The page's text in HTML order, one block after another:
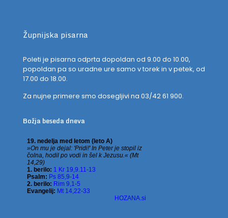
Župnijska pisarna
Poleti je pisarna odprta dopoldan od 9.00 do 10.00,
popoldan pa so uradne ure samo v torek in v petek, od
17.00 do 18.00.
Za nujne primere smo dosegljivi na 03/42 61 900.
Božja beseda dneva